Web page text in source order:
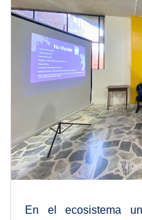
En el ecosistema